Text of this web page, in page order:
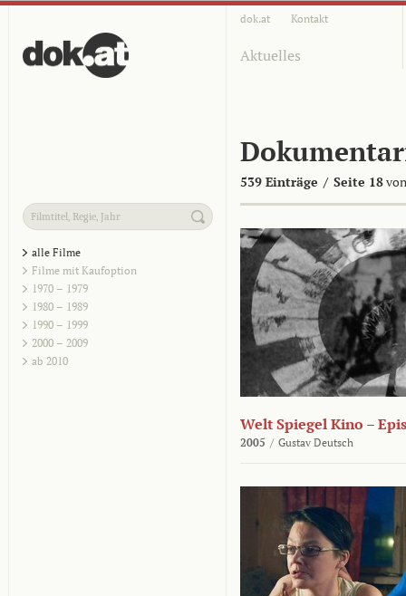
dok.at Kontakt
Aktuelles
539 Einträge / Seite 18
alle Filme
Filme mit Kaufoption
1970 – 1979
1980 – 1989
1990 – 1999
2000 – 2009
ab 2010
Welt Spiegel Kino –
2005 / Gustav Deutsch